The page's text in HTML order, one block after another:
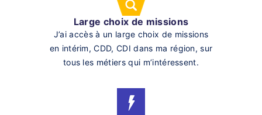
Large choix de missions
J’ai accès à un large choix de missions
en intérim, CDD, CDI dans ma région, sur
tous les métiers qui m’intéressent.